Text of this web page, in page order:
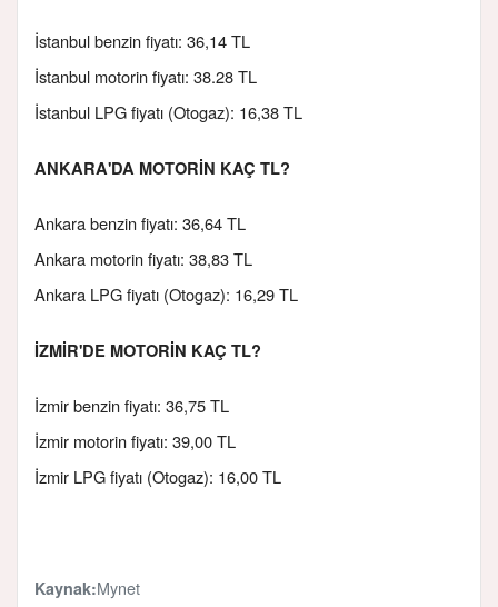
İstanbul benzin fiyatı: 36,14 TL
İstanbul motorin fiyatı: 38.28 TL
İstanbul LPG fiyatı (Otogaz): 16,38 TL
ANKARA'DA MOTORİN KAÇ TL?
Ankara benzin fiyatı: 36,64 TL
Ankara motorin fiyatı: 38,83 TL
Ankara LPG fiyatı (Otogaz): 16,29 TL
İZMİR'DE MOTORİN KAÇ TL?
İzmir benzin fiyatı: 36,75 TL
İzmir motorin fiyatı: 39,00 TL
İzmir LPG fiyatı (Otogaz): 16,00 TL
Kaynak:Mynet